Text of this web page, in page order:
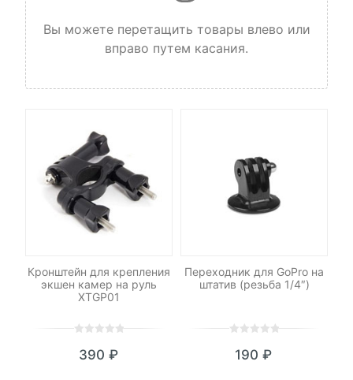
Вы можете перетащить товары влево или
вправо путем касания.
Кронштейн для крепления
экшен камер на руль
XTGP01
out
390 ₽
Переходник для GoPro на
штатив (резьба 1/4″)
190 ₽